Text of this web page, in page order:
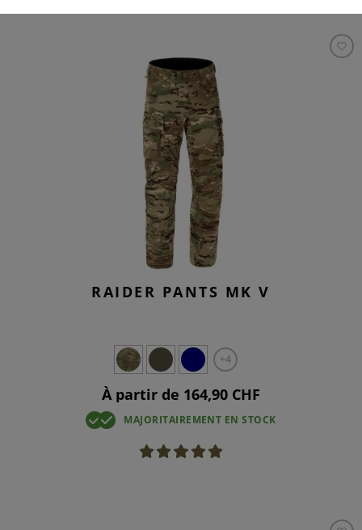
RAIDER PANTS MK V
+4
À partir de 164,90 CHF
MAJORITAIREMENT EN STOCK